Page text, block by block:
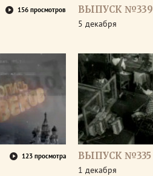
156 просмотров ВЫПУСК №339
5 декабря
123 просмотра ВЫПУСК №335
1 декабря